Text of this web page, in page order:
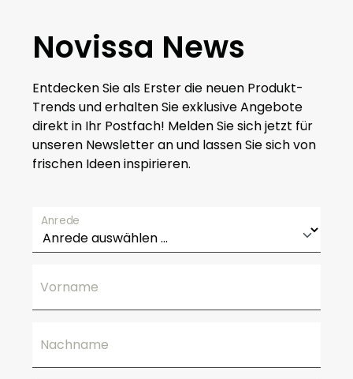
Novissa News
Entdecken Sie als Erster die neuen Produkt-
Trends und erhalten Sie exklusive Angebote
direkt in Ihr Postfach! Melden Sie sich jetzt für
unseren Newsletter an und lassen Sie sich von
frischen Ideen inspirieren.
Anrede
Vorname
Nachname